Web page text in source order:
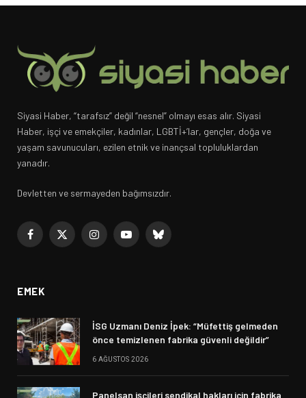
Siyasi Haber, “tarafsız” değil “nesnel” olmayı esas alır. Siyasi
Haber, işçi ve emekçiler, kadınlar, LGBTİ+’lar, gençler, doğa ve
yaşam savunucuları, ezilen etnik ve inançsal topluluklardan
yanadır.
Devletten ve sermayeden bağımsızdır.
Facebook
X
InstagramYouTubeBluesky
EMEK
İSG Uzmanı Deniz İpek: “Müfettiş gelmeden
önce temizlenen fabrika güvenli değildir”
6 AĞUSTOS 2026
Panelsan işçileri sendikal hakları için fabrika